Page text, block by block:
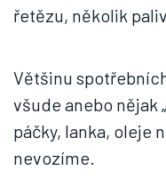
řetězu, několik
Většinu
všude anebo nějak
páčky, lanka, oleje
nevozíme.